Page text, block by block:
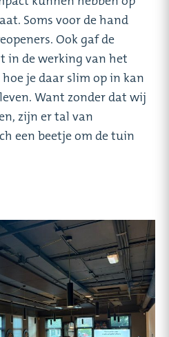
Soms voor de hand
Ook gaf de
in de werking van het
je daar slim op in kan
Want zonder dat wij
zijn er tal van
een beetje om de tuin